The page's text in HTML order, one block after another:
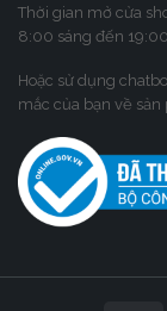
Thời gian mở cửa
8:00 sáng đến
Hoặc sử dụng
mắc của bạn về sản